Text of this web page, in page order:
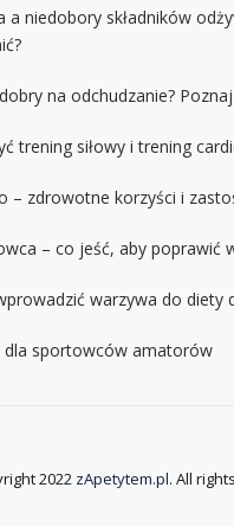
a niedobory składników
na odchudzanie?
trening siłowy i trening
– zdrowotne korzyści i
– co jeść, aby poprawić
warzywa do diety
dla sportowców amatorów
2022 zApetytem.pl. All